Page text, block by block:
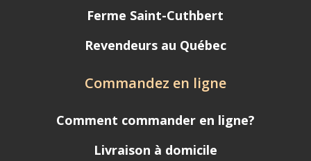
Ferme Saint-Cuthbert
Revendeurs au Québec
Commandez en ligne
Comment commander en ligne?
Livraison à domicile